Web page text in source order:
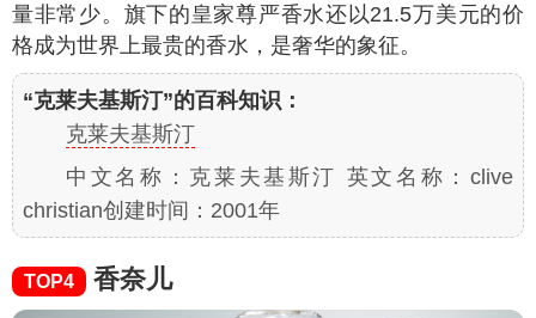
量非常少。旗下的皇家尊严香水还以21.5万美元的价
格成为世界上最贵的香水，是奢华的象征。
“克莱夫基斯汀”的百科知识：
克莱夫基斯汀
中文名称：克莱夫基斯汀 英文名称：clive
christian创建时间：2001年
TOP4 香奈儿